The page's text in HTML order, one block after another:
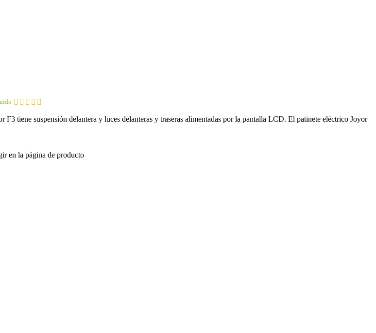
tiene suspensión delantera y luces delanteras y traseras alimentadas por la pantalla LCD. El patinete eléctrico Joyor
en la página de producto